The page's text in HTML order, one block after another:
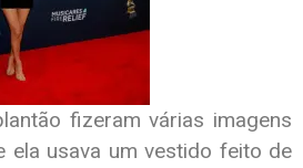
fizeram várias imagens
ela usava um vestido feito de